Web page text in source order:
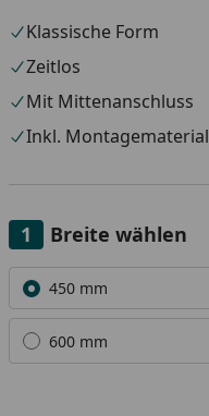
Klassische Form
Zeitlos
Mit Mittenanschluss
Inkl. Montagematerial
Breite wählen
Alle anzeigen (2)
450 mm
600 mm